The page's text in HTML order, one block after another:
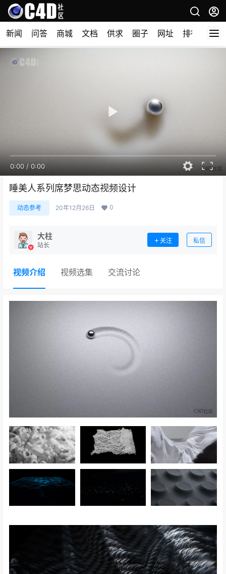
新闻 问答 商城 文档 供求 圈子 网址 排行榜
0:00 / 0:00
睡美人系列席梦思动态视频设计
动态参考 20年12月26日 0
大柱
站长
关注 私信
视频介绍 视频选集 交流讨论